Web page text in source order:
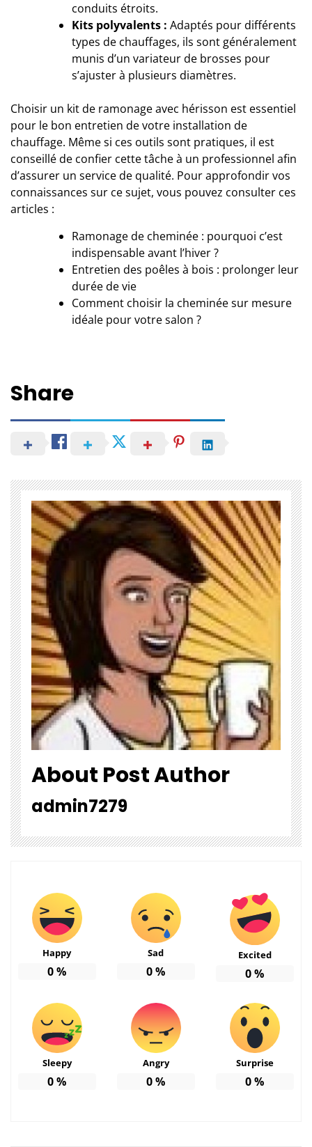
conduits étroits.
Kits polyvalents : Adaptés pour différents
types de chauffages, ils sont généralement
munis d’un variateur de brosses pour
s’ajuster à plusieurs diamètres.
Choisir un kit de ramonage avec hérisson est essentiel
pour le bon entretien de votre installation de
chauffage. Même si ces outils sont pratiques, il est
conseillé de confier cette tâche à un professionnel afin
d’assurer un service de qualité. Pour approfondir vos
connaissances sur ce sujet, vous pouvez consulter ces
articles :
Ramonage de cheminée : pourquoi c’est
indispensable avant l’hiver ?
Entretien des poêles à bois : prolonger leur
durée de vie
Comment choisir la cheminée sur mesure
idéale pour votre salon ?
Share
About Post Author
admin7279
Happy
0%
Sad
0%
Excited
0%
Sleepy
0%
Angry
0%
Surprise
0%